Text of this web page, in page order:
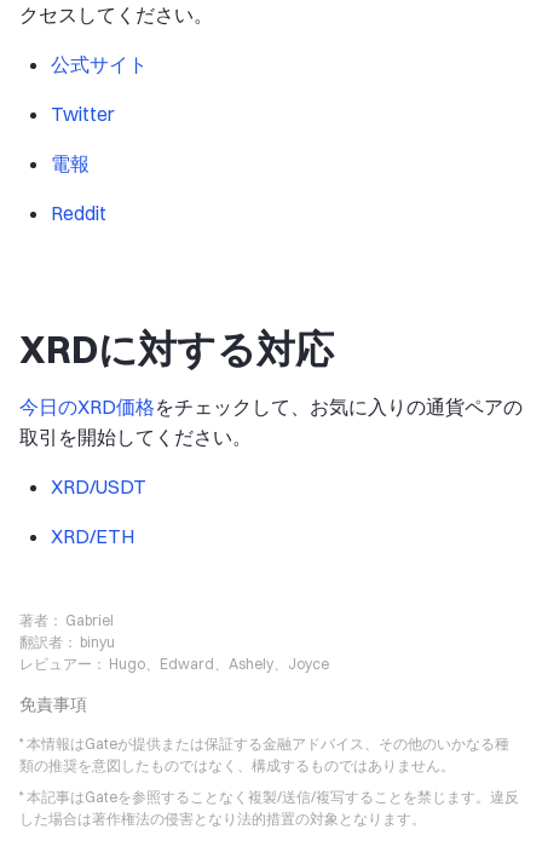
クセスしてください。
公式サイト
Twitter
電報
Reddit
XRDに対する対応
今日のXRD価格をチェックして、お気に入りの通貨ペアの
取引を開始してください。
XRD/USDT
XRD/ETH
著者： Gabriel
翻訳者： binyu
レビュアー： Hugo、Edward、Ashely、Joyce
免責事項
* 本情報はGateが提供または保証する金融アドバイス、その他のいかなる種
類の推奨を意図したものではなく、構成するものではありません。
* 本記事はGateを参照することなく複製/送信/複写することを禁じます。違反
した場合は著作権法の侵害となり法的措置の対象となります。